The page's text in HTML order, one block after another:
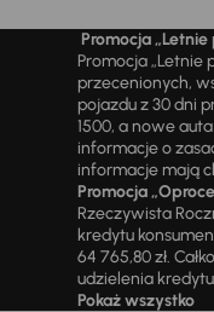
Promocja
Promocja
przecenionych,
pojazdu z 30 dni
1500, a nowe
informacje o
informacje mają
Promocja
Rzeczywista
kredytu
64 765,80 zł.
udzielenia
Pokaż wszystko